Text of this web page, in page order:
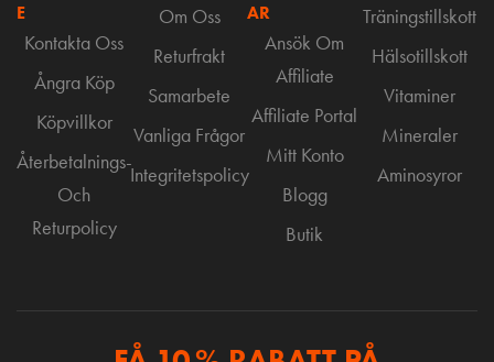
E
Kontakta Oss
Ångra Köp
Köpvillkor
Återbetalnings-
Och
Returpolicy
Om Oss
Returfrakt
Samarbete
Vanliga Frågor
Integritetspolicy
AR
Ansök Om
Affiliate
Affiliate Portal
Mitt Konto
Blogg
Butik
Träningstillskott
Hälsotillskott
Vitaminer
Mineraler
Aminosyror